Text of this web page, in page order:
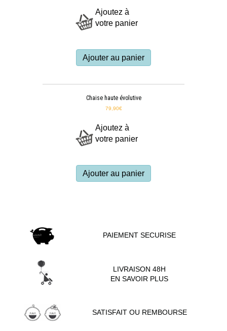
Ajoutez à
votre panier
Ajouter au panier
Chaise haute évolutive
79,90€
Ajoutez à
votre panier
Ajouter au panier
PAIEMENT SECURISE
LIVRAISON 48H
EN SAVOIR PLUS
SATISFAIT OU REMBOURSE